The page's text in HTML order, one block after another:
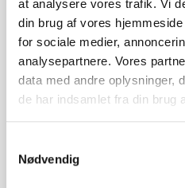
at analysere vores trafik. Vi
din brug af vores
for sociale medier,
analysepartnere. Vores
data med andre oplysninger,
de har indsamlet fra din brug
Nødvendig